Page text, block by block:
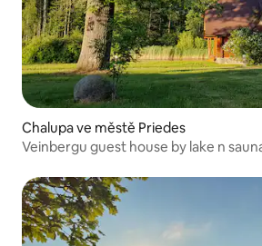
Chalupa ve městě Priedes
Veinbergu guest house by lake n